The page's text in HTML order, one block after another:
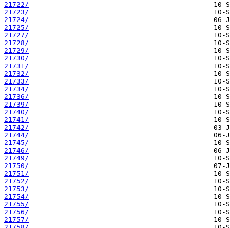
21722/
21723/
21724/
21725/
21727/
21728/
21729/
21730/
21731/
21732/
21733/
21734/
21736/
21739/
21740/
21741/
21742/
21744/
21745/
21746/
21749/
21750/
21751/
21752/
21753/
21754/
21755/
21756/
21757/